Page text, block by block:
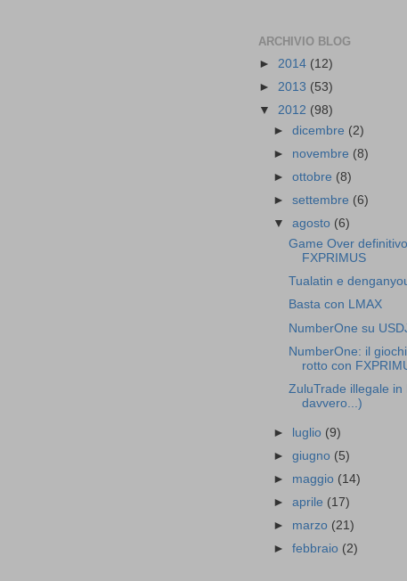
ARCHIVIO BLOG
► 2014 (12)
► 2013 (53)
▼ 2012 (98)
►dicembre (2)
► novembre (8)
►ottobre (8)
►settembre (6)
▼agosto (6)
Game Over
FXPRIMUS
Tualatin e
Basta con LMAX
NumberOne su
NumberOne: il
rotto con
ZuluTrade illegale in
davvero...)
► luglio (9)
►giugno (5)
► maggio (14)
►aprile (17)
► marzo (21)
►febbraio (2)